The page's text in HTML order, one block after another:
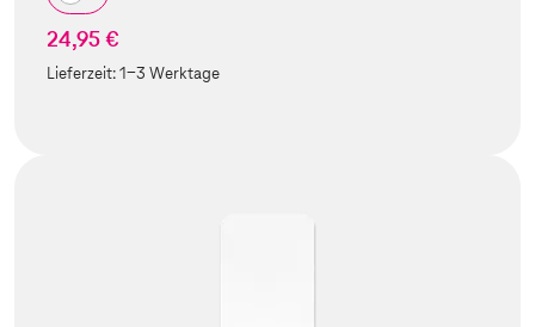
24,95 €
Lieferzeit:1-3 Werktage